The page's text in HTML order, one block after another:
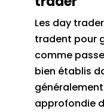
Les day
tradent pour
comme
bien établis
approfondie